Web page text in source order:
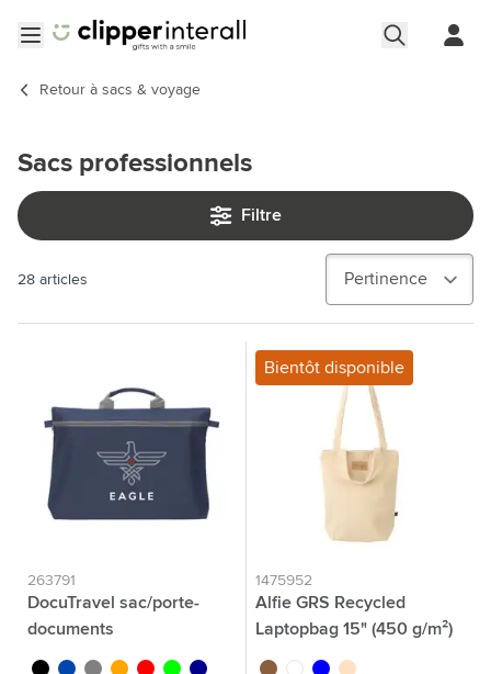
Retour à sacs & voyage
Sacs professionnels
Filtre
28 articles
263791
DocuTravel sac/porte-
documents
noir bleu cobalt
gris orangerougelime bleu foncé
Bientôt disponible
1475952
Alfie GRS Recycled
Laptopbag 15" (450 g/m²)
brun blancbleu beige